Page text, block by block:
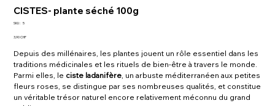
CISTES- plante séché 100g
SKU :
SKU
5
Prix
3,90 CHF
Depuis des millénaires, les plantes jouent un rôle essentiel dans les
traditions médicinales et les rituels de bien-être à travers le monde.
Parmi elles, le ciste ladanifère, un arbuste méditerranéen aux petites
fleurs roses, se distingue par ses nombreuses qualités, et constitue
un véritable trésor naturel encore relativement méconnu du grand